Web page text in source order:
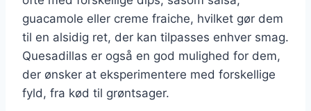
guacamole eller creme fraiche, hvilket gør dem
til en alsidig ret, der kan tilpasses enhver smag.
Quesadillas er også en god mulighed for dem,
der ønsker at eksperimentere med forskellige
fyld, fra kød til grøntsager.